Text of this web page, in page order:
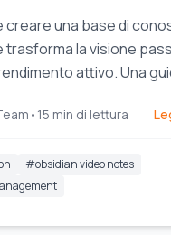
creare una base di
trasforma la visione
attivo. Una
• 15 min di lettura
#obsidian video notes